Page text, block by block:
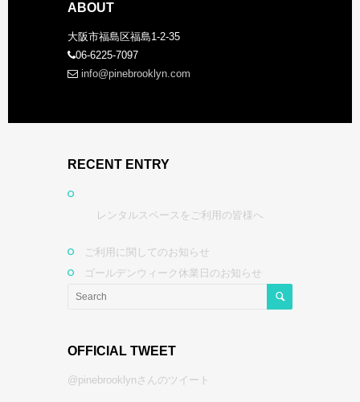
ABOUT
大阪市福島区福島1-2-35
06-6225-7097
info@pinebrooklyn.com
RECENT ENTRY
レンタルスペースをご利用の皆様へ
ご利用に関してのお知らせ
ゴールデンウィーク休業日のお知らせ
OFFICIAL TWEET
@pinebrooklynさんのツイート